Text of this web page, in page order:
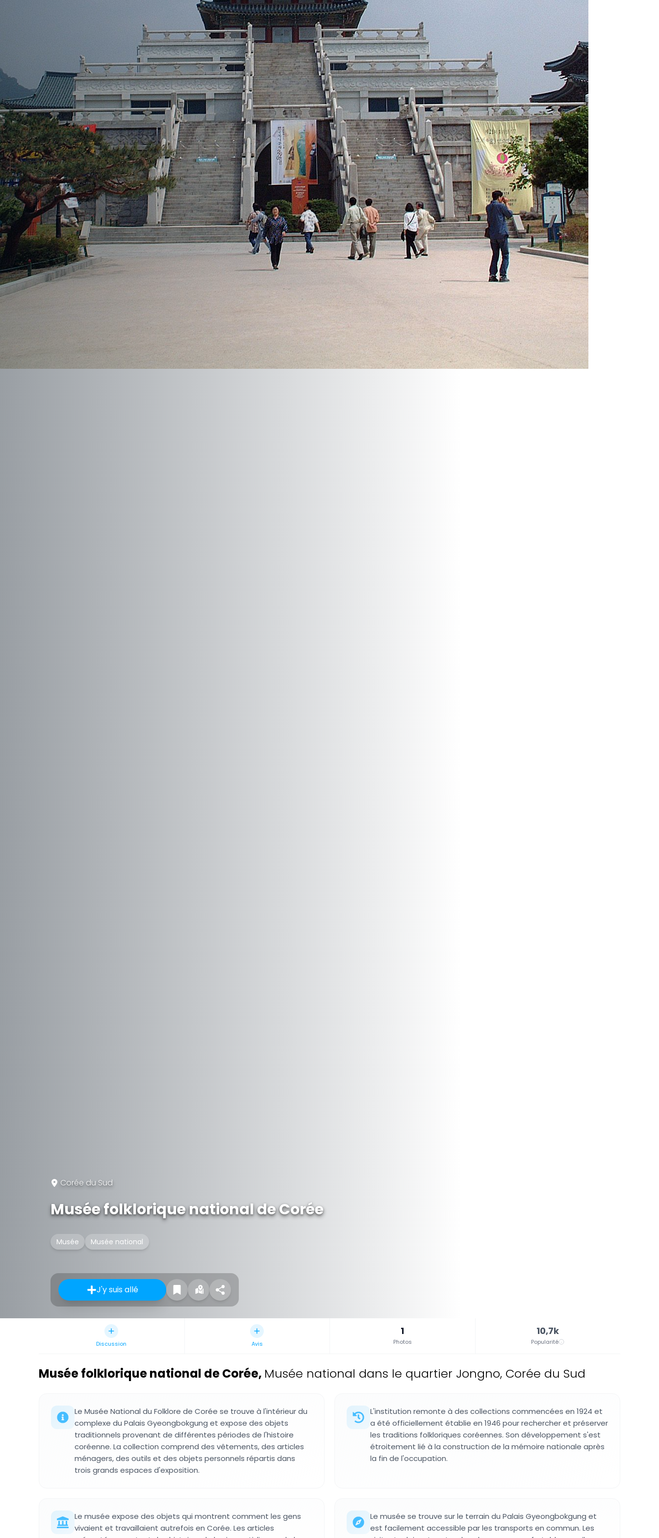
Corée du Sud
Musée folklorique national de Corée
Musée Musée national
J'y suis allé
Discussion Avis
1
Photos
10,7k
Popularité
Musée folklorique national de Corée, Musée national dans le quartier Jongno, Corée du Sud
Le Musée National du Folklore de Corée se trouve à l'intérieur du
complexe du Palais Gyeongbokgung et expose des objets
traditionnels provenant de différentes périodes de l'histoire
coréenne. La collection comprend des vêtements, des articles
ménagers, des outils et des objets personnels répartis dans
trois grands espaces d'exposition.
L'institution remonte à des collections commencées en 1924 et
a été officiellement établie en 1946 pour rechercher et préserver
les traditions folkloriques coréennes. Son développement s'est
étroitement lié à la construction de la mémoire nationale après
la fin de l'occupation.
Le musée expose des objets qui montrent comment les gens
vivaient et travaillaient autrefois en Corée. Les articles
Le musée se trouve sur le terrain du Palais Gyeongbokgung et
est facilement accessible par les transports en commun. Les